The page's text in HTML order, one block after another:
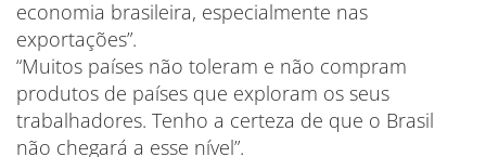
economia brasileira, especialmente nas
exportações”.
“Muitos países não toleram e não compram
produtos de países que exploram os seus
trabalhadores. Tenho a certeza de que o Brasil
não chegará a esse nível”.